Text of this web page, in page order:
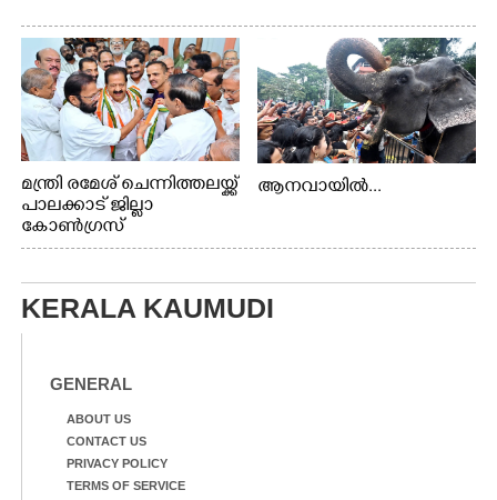
മന്ത്രി രമേശ് ചെന്നിത്തലയ്ക്ക്
പാലക്കാട് ജില്ലാ
കോൺഗ്രസ്
ആനവായിൽ...
KERALA KAUMUDI
GENERAL
ABOUT US
CONTACT US
PRIVACY POLICY
TERMS OF SERVICE